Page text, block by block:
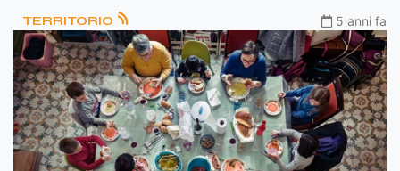
TERRITORIO 5 anni fa